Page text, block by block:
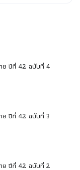
ย ปีที่ 42 ฉบับที่ 4
ย ปีที่ 42 ฉบับที่ 3
ย ปีที่ 42 ฉบับที่ 2